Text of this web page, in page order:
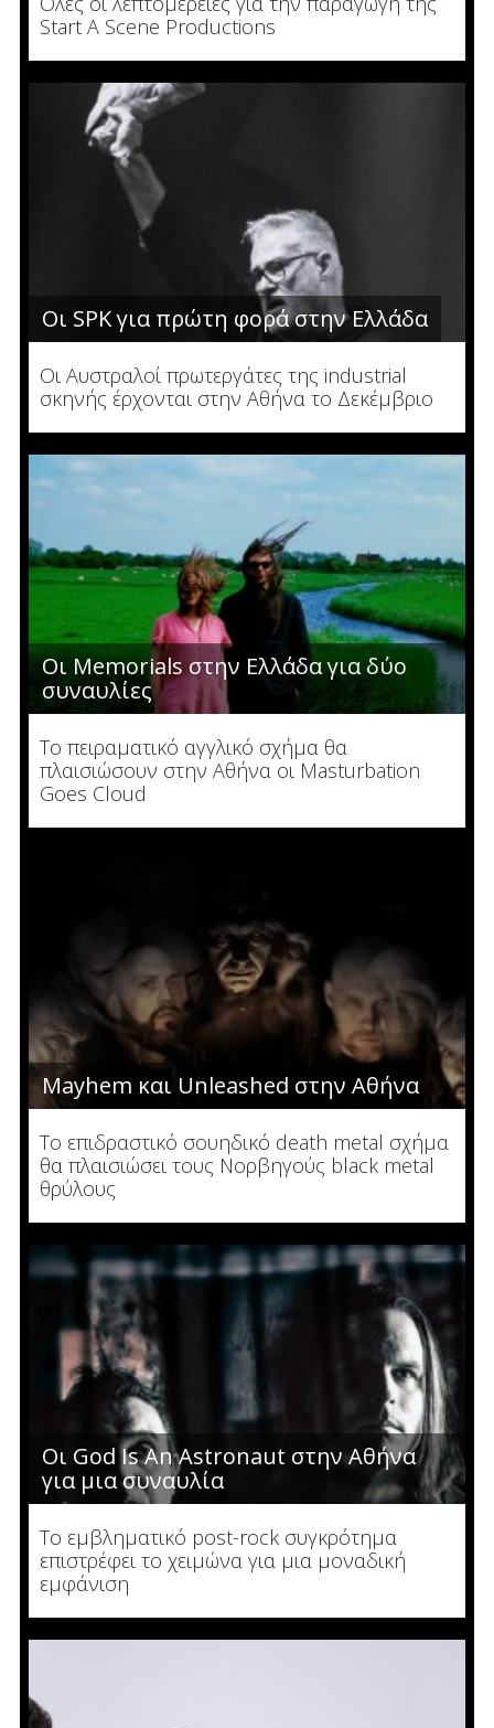
Start A Scene Productions
Οι SPK για πρώτη φορά στην Ελλάδα
Οι Αυστραλοί πρωτεργάτες της industrial
σκηνής έρχονται στην Αθήνα το Δεκέμβριο
Οι Memorials στην Ελλάδα για δύο
συναυλίες
Το πειραματικό αγγλικό σχήμα θα
πλαισιώσουν στην Αθήνα οι Masturbation
Goes Cloud
Mayhem και Unleashed στην Αθήνα
Το επιδραστικό σουηδικό death metal σχήμα
θα πλαισιώσει τους Νορβηγούς black metal
θρύλους
Οι God Is An Astronaut στην Αθήνα
για μια συναυλία
Το εμβληματικό post-rock συγκρότημα
επιστρέφει το χειμώνα για μια μοναδική
εμφάνιση